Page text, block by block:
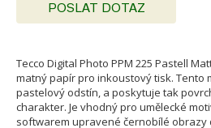
POSLAT DOTAZ
Tecco Digital Photo PPM 225 Pastell
matný papír pro inkoustový tisk. Tento
pastelový odstín, a poskytuje tak
charakter. Je vhodný pro umělecké
softwarem upravené černobílé obrazy